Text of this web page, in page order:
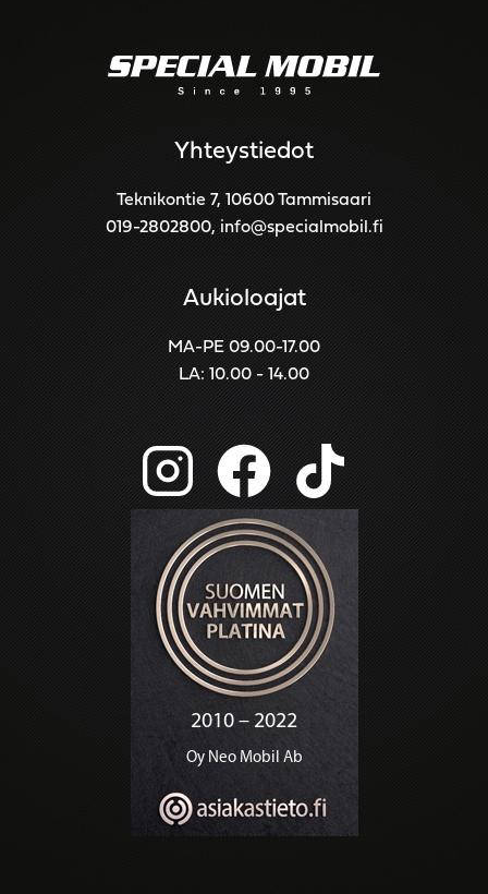
Yhteystiedot
Teknikontie 7, 10600 Tammisaari
019-2802800, info@specialmobil.fi
Aukioloajat
MA-PE 09.00-17.00
LA: 10.00 - 14.00